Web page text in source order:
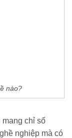
nào?
chỉ số
nghiệp mà có